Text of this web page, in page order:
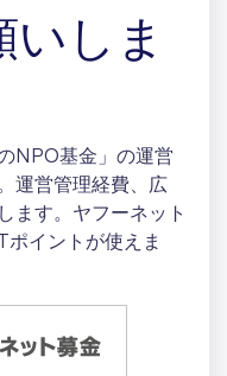
しま
NPO基金」の運営
運営管理経費、広
ます。ヤフーネット
イントが使えま